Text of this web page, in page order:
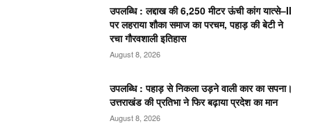
उपलब्धि : लद्दाख की 6,250 मीटर ऊंची कांग यात्से–II
पर लहराया शौका समाज का परचम, पहाड़ की बेटी ने
रचा गौरवशाली इतिहास
August 8, 2026
उपलब्धि : पहाड़ से निकला उड़ने वाली कार का सपना।
उत्तराखंड की प्रतिभा ने फिर बढ़ाया प्रदेश का मान
August 8, 2026